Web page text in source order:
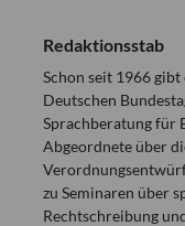
Redaktionsstab
Schon seit 1966 gibt
Deutschen
Sprachberatung für
Abgeordnete über
zu Seminaren über
Rechtschreibung